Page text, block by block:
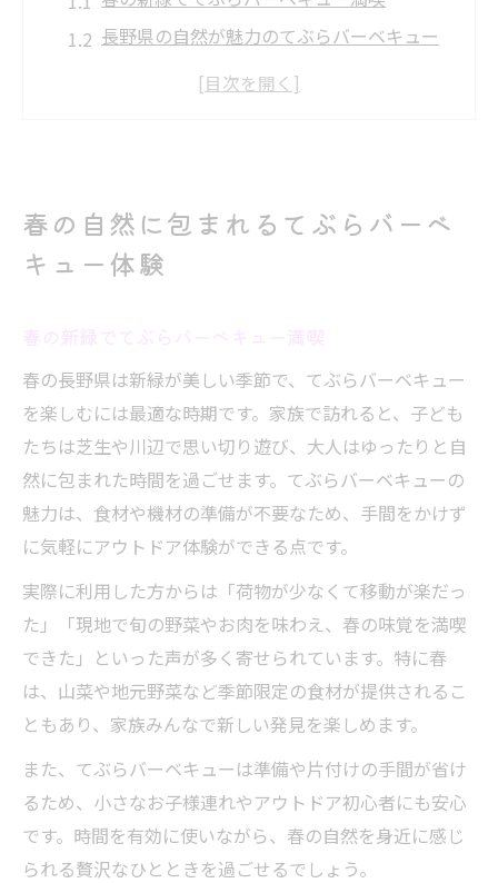
長野県の自然が魅力のてぶらバーベキュー
てぶらバーベキューで春の高原を体験
長野県で春のてぶらバーベキュー体験
春の行楽に最適なてぶらバーベキュー
春の長野県で人気のてぶらバーベキュー
子供連れも安心な春のアウトドアの楽しみ方
子供と安心して楽しむてぶらバーベキュー
春のてぶらバーベキューで家族笑顔に
てぶらバーベキューは子供連れも快適
家族向け春のてぶらバーベキュースポット
準備不要で叶う春の非日常バーベキュー旅
手軽に春のてぶらバーベキュー旅を実現
てぶらバーベキューで春の非日常体験
準備不要で春の特別なバーベキュー満喫
春の休日はてぶらバーベキューで決まり
長野県で叶う春のてぶらバーベキュー旅
春に人気のてぶらバーベキュー徹底ガイド
春の自然に包まれるてぶらバーベ
キュー体験
春の長野県は新緑が美しい季節で、てぶらバーベキュー
を楽しむには最適な時期です。家族で訪れると、子ども
たちは芝生や川辺で思い切り遊び、大人はゆったりと自
然に包まれた時間を過ごせます。てぶらバーベキューの
魅力は、食材や機材の準備が不要なため、手間をかけず
に気軽にアウトドア体験ができる点です。
実際に利用した方からは「荷物が少なくて移動が楽だっ
た」「現地で旬の野菜やお肉を味わえ、春の味覚を満喫
できた」といった声が多く寄せられています。特に春
は、山菜や地元野菜など季節限定の食材が提供されるこ
ともあり、家族みんなで新しい発見を楽しめます。
また、てぶらバーベキューは準備や片付けの手間が省け
るため、小さなお子様連れやアウトドア初心者にも安心
です。時間を有効に使いながら、春の自然を身近に感じ
られる贅沢なひとときを過ごせるでしょう。